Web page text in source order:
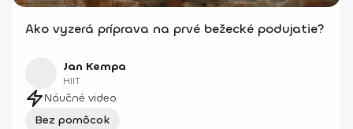
Ako vyzerá príprava na prvé bežecké podujatie?
Jan Kempa
HIIT
Náučné video
Bez pomôcok